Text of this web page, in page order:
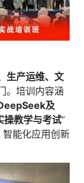
生产运维、文
。培训内容涵
及
操教学与考试”
能化应用创新